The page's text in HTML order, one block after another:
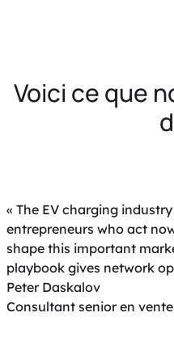
Voici ce que
« The EV charging
entrepreneurs who act
shape this important
playbook gives network
Peter Daskalov
Consultant senior en vente